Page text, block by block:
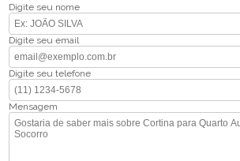
Digite seu nome
Digite seu email
Digite seu telefone
Mensagem